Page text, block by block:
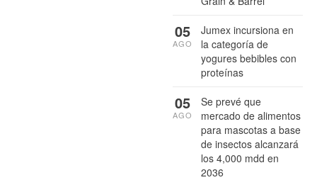
Jumex incursiona en
la categoría de
yogures bebibles con
proteínas
05
AGO
Se prevé que
mercado de alimentos
para mascotas a base
de insectos alcanzará
los 4,000 mdd en
2036
05
AGO